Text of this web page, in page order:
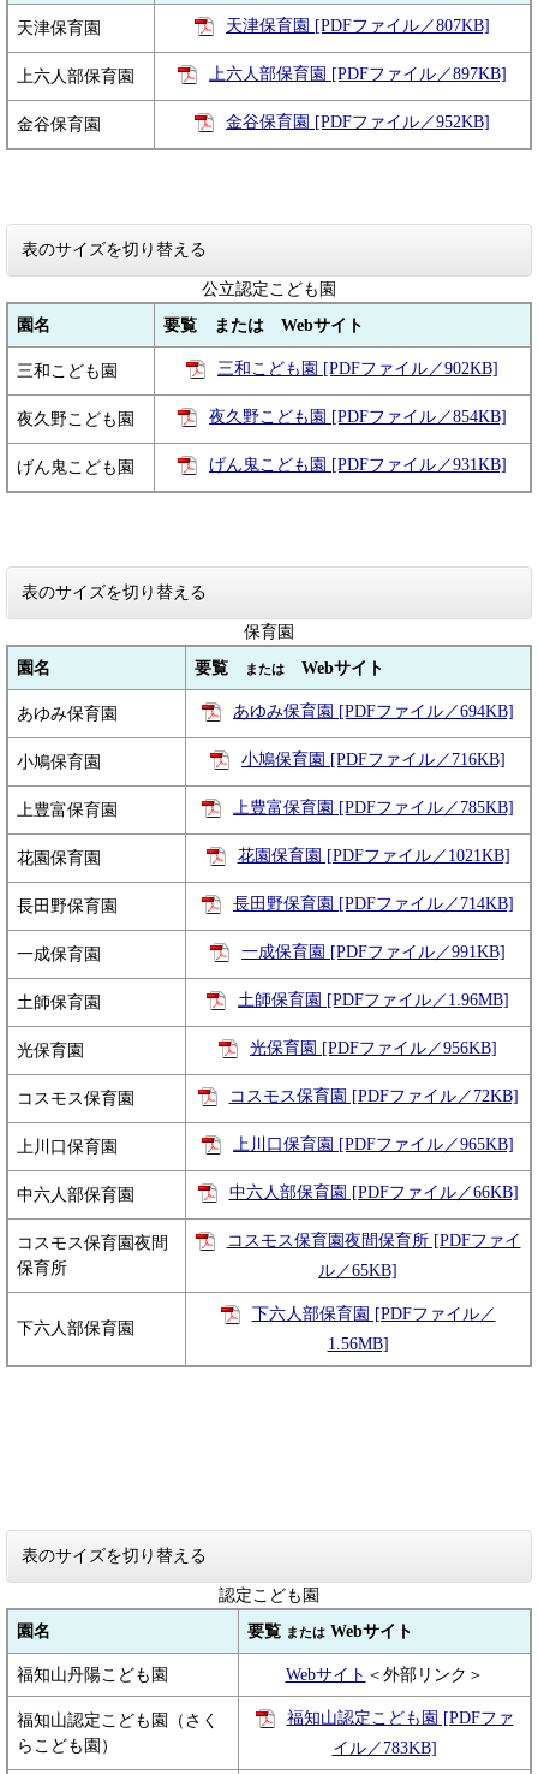
天津保育園 天津保育園 [PDFファイル／807KB]
上六人部保育園 上六人部保育園 [PDFファイル／897KB]
金谷保育園 金谷保育園 [PDFファイル／952KB]
表のサイズを切り替える
公立認定こども園
園名
要覧 または Webサイト
三和こども園 三和こども園 [PDFファイル／902KB]
夜久野こども園 夜久野こども園 [PDFファイル／854KB]
げん鬼こども園 げん鬼こども園 [PDFファイル／931KB]
表のサイズを切り替える
保育園
園名
要覧 または Webサイト
あゆみ保育園 あゆみ保育園 [PDFファイル／694KB]
小鳩保育園 小鳩保育園 [PDFファイル／716KB]
上豊富保育園 上豊富保育園 [PDFファイル／785KB]
花園保育園 花園保育園 [PDFファイル／1021KB]
長田野保育園 長田野保育園 [PDFファイル／714KB]
一成保育園 一成保育園 [PDFファイル／991KB]
土師保育園 土師保育園 [PDFファイル／1.96MB]
光保育園 光保育園 [PDFファイル／956KB]
コスモス保育園 コスモス保育園 [PDFファイル／72KB]
上川口保育園 上川口保育園 [PDFファイル／965KB]
中六人部保育園 中六人部保育園 [PDFファイル／66KB]
コスモス保育園夜間
保育所
コスモス保育園夜間保育所 [PDFファイ
ル／65KB]
下六人部保育園
下六人部保育園 [PDFファイル／
1.56MB]
表のサイズを切り替える
認定こども園
園名
要覧 または Webサイト
福知山丹陽こども園 Webサイト ＜外部リンク＞
福知山認定こども園（さく
らこども園）
福知山認定こども園 [PDFファ
イル／783KB]